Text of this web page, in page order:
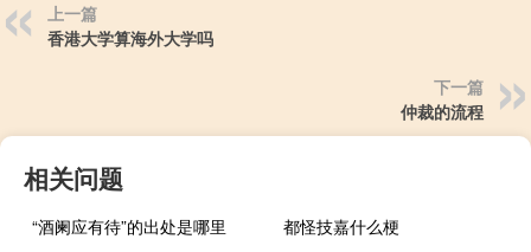
上一篇
香港大学算海外大学吗
下一篇
仲裁的流程
相关问题
“酒阑应有待”的出处是哪里
都怪技嘉什么梗